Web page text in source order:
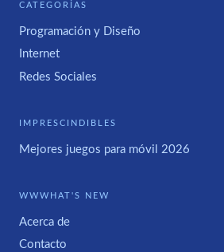
CATEGORÍAS
Programación y Diseño
Internet
Redes Sociales
IMPRESCINDIBLES
Mejores juegos para móvil 2026
WWWHAT'S NEW
Acerca de
Contacto